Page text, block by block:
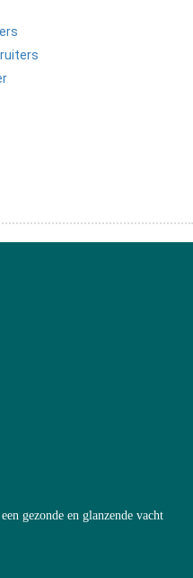
gezonde en glanzende vacht